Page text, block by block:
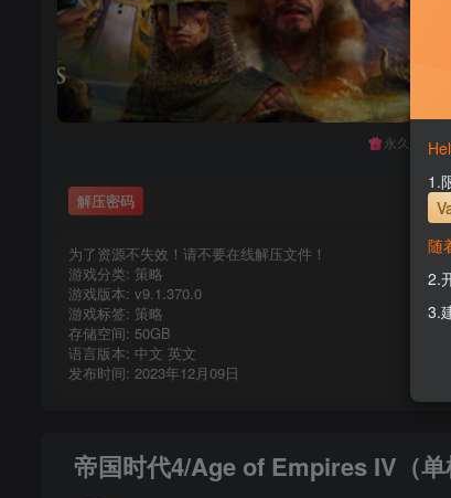
永久至尊
解压密码
为了资源不失效！请不要在线解压文件！
游戏分类: 策略
游戏版本: v9.1.370.0
游戏标签: 策略
存储空间: 50GB
语言版本: 中文 英文
发布时间: 2023年12月09日
帝国时代4/Age of Empires IV（单
1.
随
2.
3.